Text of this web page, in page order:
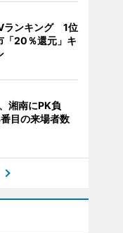
ランキング 1位
「20％還元」キ
湘南にPK負
目の来場者数